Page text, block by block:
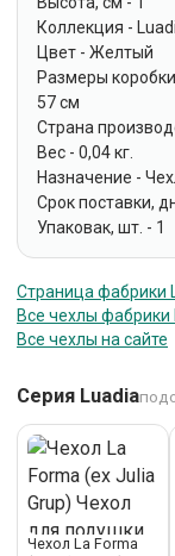
Коллекция -
Цвет - Желтый
Размеры
57 см
Страна
Вес - 0,04 кг.
Назначение -
Срок поставки,
Упаковак, шт. - 1
Страница фабрики
Все чехлы фабрики
Все чехлы на сайте
Серия Luadia
Чехол La Forma